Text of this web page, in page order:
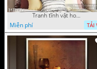
Tranh tĩnh vật hoa quả sơn dầu nghệ thuật
Miễn phí
TẢI